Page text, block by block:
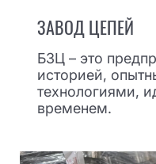
ЗАВОД ЦЕПЕЙ
БЗЦ – это
историей,
технологиями,
временем.